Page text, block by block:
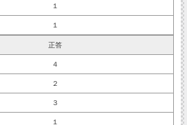
１
１
正答
４
２
３
１